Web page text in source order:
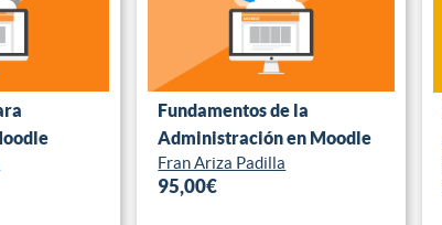
Fundamentos de la
Administración en Moodle
Fran Ariza Padilla
95,00€